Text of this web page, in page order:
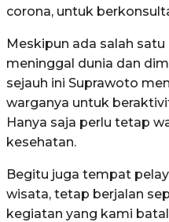
corona, untuk
Meskipun ada salah
meninggal dunia dan
sejauh ini Suprawoto
warganya untuk
Hanya saja perlu tetap
kesehatan.
Begitu juga tempat
wisata, tetap berjalan
kegiatan yang kami